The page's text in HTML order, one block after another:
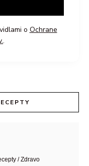
o Ochrane
.
/ Zdravo